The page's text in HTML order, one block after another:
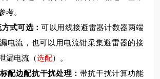
考。
方式可选：可以用线接避雷器计数器两端
电流，也可以用电流钳采集避雷器的接
漏电流（选配）。
标配边配抗干扰处理： 带抗干扰计算功能